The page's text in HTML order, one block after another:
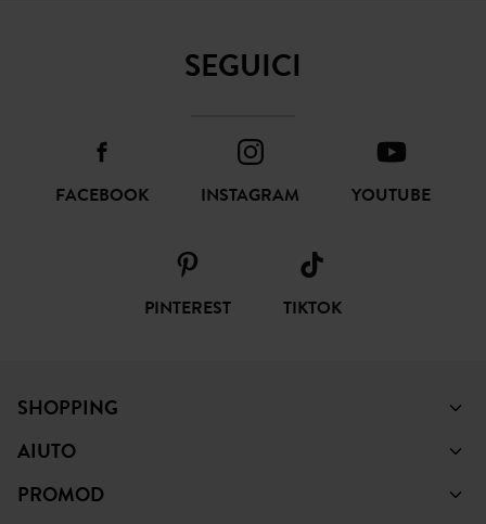
SEGUICI
FACEBOOK INSTAGRAM YOUTUBE
PINTEREST TIKTOK
SHOPPING
AIUTO
PROMOD